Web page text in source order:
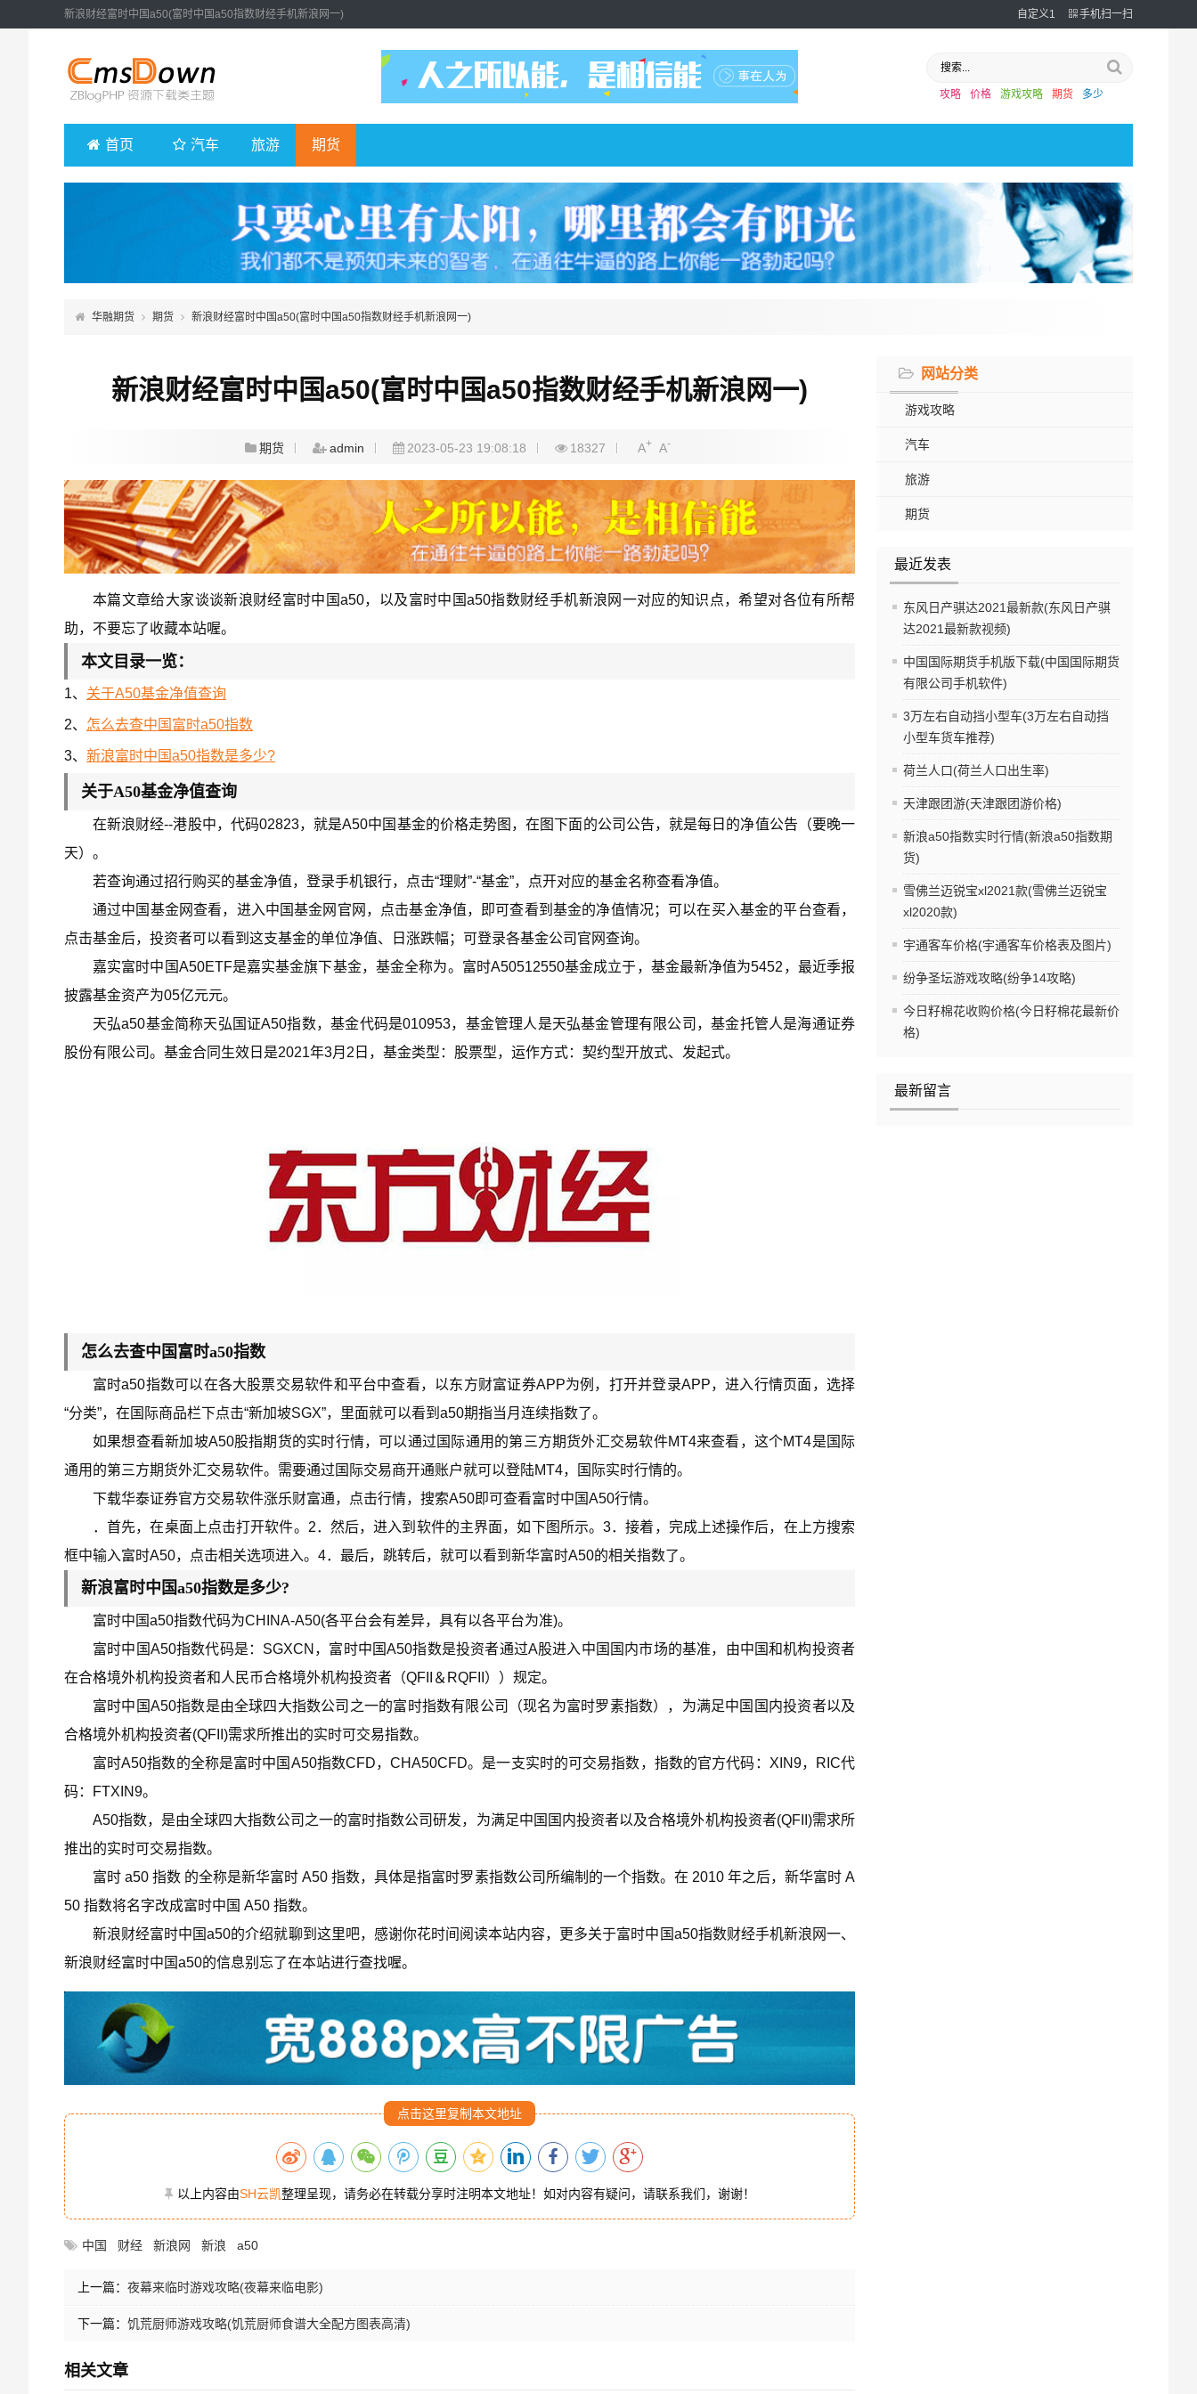
新浪财经富时中国a50(富时中国a50指数财经手机新浪网一) 自定义1 手机扫一扫
攻略 价格 游戏攻略 期货 多少
首页 汽车 旅游 期货
华融期货 期货 新浪财经富时中国a50(富时中国a50指数财经手机新浪网一)
网站分类
游戏攻略
汽车
旅游
期货
最近发表
东风日产骐达2021最新款(东风日产骐
达2021最新款视频)
中国国际期货手机版下载(中国国际期货
有限公司手机软件)
3万左右自动挡小型车(3万左右自动挡
小型车货车推荐)
荷兰人口(荷兰人口出生率)
天津跟团游(天津跟团游价格)
新浪a50指数实时行情(新浪a50指数期
货)
雪佛兰迈锐宝xl2021款(雪佛兰迈锐宝
xl2020款)
宇通客车价格(宇通客车价格表及图片)
纷争圣坛游戏攻略(纷争14攻略)
今日籽棉花收购价格(今日籽棉花最新价
格)
最新留言
新浪财经富时中国a50(富时中国a50指数财经手机新浪网一)
期货 admin 2023-05-23 19:08:18 18327 A+ A-
本篇文章给大家谈谈新浪财经富时中国a50，以及富时中国a50指数财经手机新浪网一对应的知识点，希望对各位有所帮
助，不要忘了收藏本站喔。
本文目录一览：
1、 关于A50基金净值查询
2、 怎么去查中国富时a50指数
3、 新浪富时中国a50指数是多少?
关于A50基金净值查询
在新浪财经--港股中，代码02823，就是A50中国基金的价格走势图，在图下面的公司公告，就是每日的净值公告（要晚一
天）。
若查询通过招行购买的基金净值，登录手机银行，点击“理财”-“基金”，点开对应的基金名称查看净值。
通过中国基金网查看，进入中国基金网官网，点击基金净值，即可查看到基金的净值情况；可以在买入基金的平台查看，
点击基金后，投资者可以看到这支基金的单位净值、日涨跌幅；可登录各基金公司官网查询。
嘉实富时中国A50ETF是嘉实基金旗下基金，基金全称为。富时A50512550基金成立于，基金最新净值为5452，最近季报
披露基金资产为05亿元元。
天弘a50基金简称天弘国证A50指数，基金代码是010953，基金管理人是天弘基金管理有限公司，基金托管人是海通证券
股份有限公司。基金合同生效日是2021年3月2日，基金类型：股票型，运作方式：契约型开放式、发起式。
怎么去查中国富时a50指数
富时a50指数可以在各大股票交易软件和平台中查看，以东方财富证券APP为例，打开并登录APP，进入行情页面，选择
“分类”，在国际商品栏下点击“新加坡SGX”，里面就可以看到a50期指当月连续指数了。
如果想查看新加坡A50股指期货的实时行情，可以通过国际通用的第三方期货外汇交易软件MT4来查看，这个MT4是国际
通用的第三方期货外汇交易软件。需要通过国际交易商开通账户就可以登陆MT4，国际实时行情的。
下载华泰证券官方交易软件涨乐财富通，点击行情，搜索A50即可查看富时中国A50行情。
．首先，在桌面上点击打开软件。2．然后，进入到软件的主界面，如下图所示。3．接着，完成上述操作后，在上方搜索
框中输入富时A50，点击相关选项进入。4．最后，跳转后，就可以看到新华富时A50的相关指数了。
新浪富时中国a50指数是多少?
富时中国a50指数代码为CHINA-A50(各平台会有差异，具有以各平台为准)。
富时中国A50指数代码是：SGXCN，富时中国A50指数是投资者通过A股进入中国国内市场的基准，由中国和机构投资者
在合格境外机构投资者和人民币合格境外机构投资者（QFII＆RQFII））规定。
富时中国A50指数是由全球四大指数公司之一的富时指数有限公司（现名为富时罗素指数），为满足中国国内投资者以及
合格境外机构投资者(QFII)需求所推出的实时可交易指数。
富时A50指数的全称是富时中国A50指数CFD，CHA50CFD。是一支实时的可交易指数，指数的官方代码：XIN9，RIC代
码：FTXIN9。
A50指数，是由全球四大指数公司之一的富时指数公司研发，为满足中国国内投资者以及合格境外机构投资者(QFII)需求所
推出的实时可交易指数。
富时 a50 指数 的全称是新华富时 A50 指数，具体是指富时罗素指数公司所编制的一个指数。在 2010 年之后，新华富时 A
50 指数将名字改成富时中国 A50 指数。
新浪财经富时中国a50的介绍就聊到这里吧，感谢你花时间阅读本站内容，更多关于富时中国a50指数财经手机新浪网一、
新浪财经富时中国a50的信息别忘了在本站进行查找喔。
点击这里复制本文地址
以上内容由SH云凯整理呈现，请务必在转载分享时注明本文地址！如对内容有疑问，请联系我们，谢谢！
中国 财经 新浪网 新浪 a50
上一篇： 夜幕来临时游戏攻略(夜幕来临电影)
下一篇： 饥荒厨师游戏攻略(饥荒厨师食谱大全配方图表高清)
相关文章